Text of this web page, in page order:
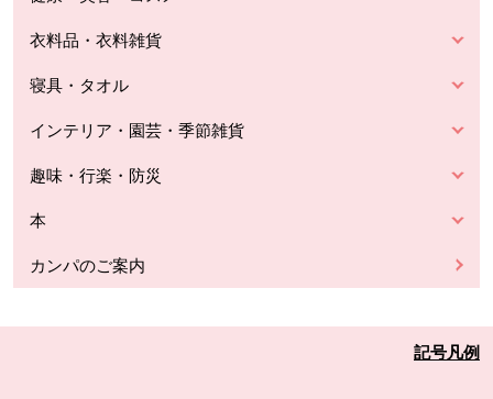
衣料品・衣料雑貨
寝具・タオル
インテリア・園芸・季節雑貨
趣味・行楽・防災
本
カンパのご案内
記号凡例